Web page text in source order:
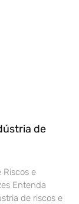
de
Riscos e
Entenda
de riscos e